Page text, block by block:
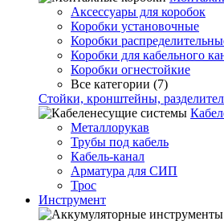
Аксессуары для коробок
Коробки установочные
Коробки
Коробки для кабельного
Коробки огнестойкие
Все категории (7)
Стойки, кронштейны,
Металлорукав
Трубы под кабель
Кабель-канал
Арматура для СИП
Трос
Инструмент